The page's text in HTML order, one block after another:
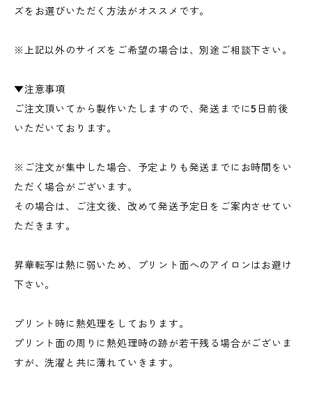
ズをお選びいただく方法がオススメです。
※上記以外のサイズをご希望の場合は、別途ご相談下さい。
▼注意事項
ご注文頂いてから製作いたしますので、発送までに5日前後
いただいております。
※ご注文が集中した場合、予定よりも発送までにお時間をい
ただく場合がございます。
その場合は、ご注文後、改めて発送予定日をご案内させてい
ただきます。
昇華転写は熱に弱いため、プリント面へのアイロンはお避け
下さい。
プリント時に熱処理をしております。
プリント面の周りに熱処理時の跡が若干残る場合がございま
すが、洗濯と共に薄れていきます。